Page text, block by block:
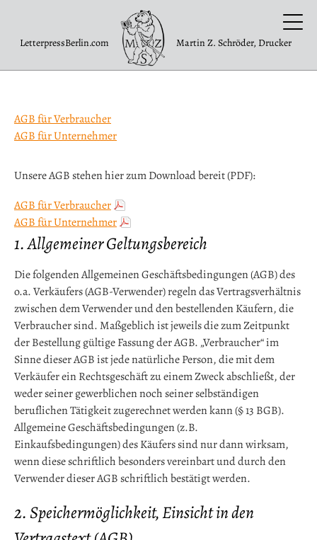
LetterpressBerlin.com Martin Z. Schröder, Drucker
AGB für Verbraucher
AGB für Unternehmer
Unsere AGB stehen hier zum Download bereit (PDF):
AGB für Verbraucher
AGB für Unternehmer
1. Allgemeiner Geltungsbereich
Die folgenden Allgemeinen Geschäftsbedingungen (AGB) des
o.a. Verkäufers (AGB-Verwender) regeln das Vertragsverhältnis
zwischen dem Verwender und den bestellenden Käufern, die
Verbraucher sind. Maßgeblich ist jeweils die zum Zeitpunkt
der Bestellung gültige Fassung der AGB. „Verbraucher“ im
Sinne dieser AGB ist jede natürliche Person, die mit dem
Verkäufer ein Rechtsgeschäft zu einem Zweck abschließt, der
weder seiner gewerblichen noch seiner selbständigen
beruflichen Tätigkeit zugerechnet werden kann (§ 13 BGB).
Allgemeine Geschäftsbedingungen (z.B.
Einkaufsbedingungen) des Käufers sind nur dann wirksam,
wenn diese schriftlich besonders vereinbart und durch den
Verwender dieser AGB schriftlich bestätigt werden.
2. Speichermöglichkeit, Einsicht in den